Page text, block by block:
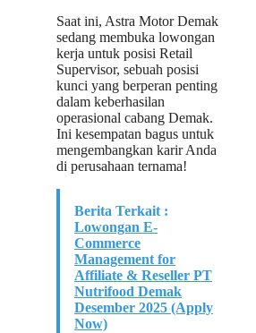
Saat ini, Astra Motor Demak
sedang membuka lowongan
kerja untuk posisi Retail
Supervisor, sebuah posisi
kunci yang berperan penting
dalam keberhasilan
operasional cabang Demak.
Ini kesempatan bagus untuk
mengembangkan karir Anda
di perusahaan ternama!
Berita Terkait :
Lowongan E-
Commerce
Management for
Affiliate & Reseller PT
Nutrifood Demak
Desember 2025 (Apply
Now)